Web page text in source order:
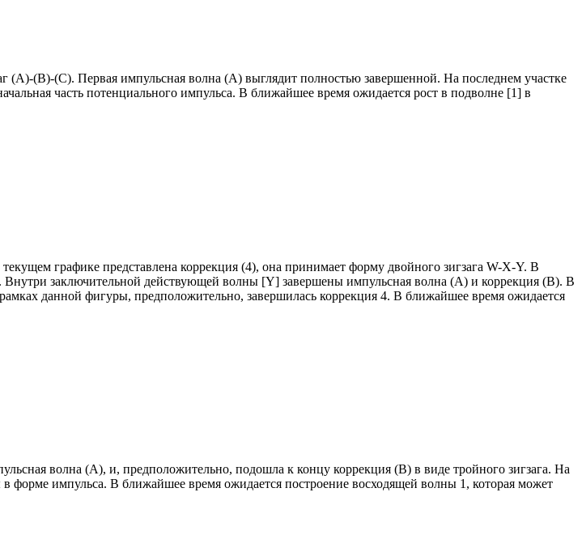
(A)-(B)-(C). Первая импульсная волна (A) выглядит полностью завершенной. На последнем участке
часть потенциального импульса. В ближайшее время ожидается рост в подволне [1] в
графике представлена коррекция (4), она принимает форму двойного зигзага W-X-Y. В
заключительной действующей волны [Y] завершены импульсная волна (A) и коррекция (B). В
данной фигуры, предположительно, завершилась коррекция 4. В ближайшее время ожидается
волна (A), и, предположительно, подошла к концу коррекция (B) в виде тройного зигзага. На
форме импульса. В ближайшее время ожидается построение восходящей волны 1, которая может